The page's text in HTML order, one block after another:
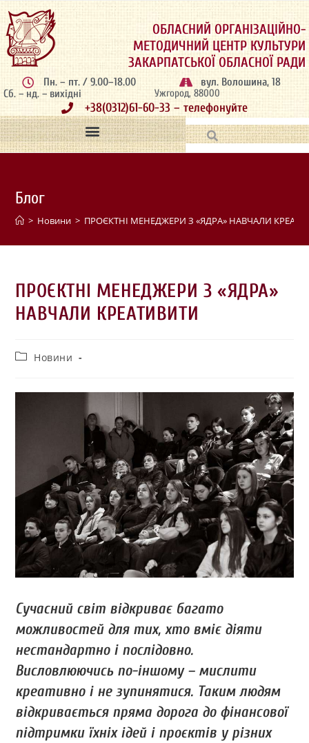
ОБЛАСНИЙ ОРГАНІЗАЦІЙНО-
МЕТОДИЧНИЙ ЦЕНТР КУЛЬТУРИ
ЗАКАРПАТСЬКОЇ ОБЛАСНОЇ РАДИ
Пн. – пт. / 9.00–18.00
Сб. – нд. – вихідні
вул. Волошина, 18
Ужгород, 88000
+38(0312)61-60-33 – телефонуйте
Блог
> Новини > ПРОЄКТНІ МЕНЕДЖЕРИ З «ЯДРА» НАВЧАЛИ
ПРОЄКТНІ МЕНЕДЖЕРИ З «ЯДРА»
НАВЧАЛИ КРЕАТИВИТИ
Новини
Сучасний світ відкриває багато
можливостей для тих, хто вміє діяти
нестандартно і послідовно.
Висловлюючись по-іншому – мислити
креативно і не зупинятися. Таким людям
відкривається пряма дорога до фінансової
підтримки їхніх ідей і проєктів у різних